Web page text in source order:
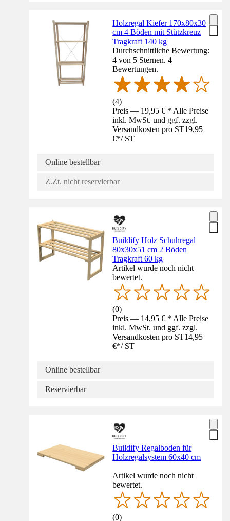
Holzregal Kiefer 170x80x30
cm 4 Böden mit Stützkreuz
Tragkraft 140 kg
Durchschnittliche Bewertung:
4 von 5 Sternen. 4
Bewertungen.
(4)
Preis — 19,95 € * Alle Preise
inkl. MwSt. und ggf. zzgl.
Versandkosten pro ST19,95
€*/ ST
Online bestellbar
Z.Zt. nicht reservierbar
Buildify Holz Schuhregal
80x30x51 cm 2 Böden
Tragkraft 60 kg
Artikel wurde noch nicht
bewertet.
(0)
Preis — 14,95 € * Alle Preise
inkl. MwSt. und ggf. zzgl.
Versandkosten pro ST14,95
€*/ ST
Online bestellbar
Reservierbar
Buildify Regalboden für
Holzregalsystem 60x40 cm
Artikel wurde noch nicht
bewertet.
(0)